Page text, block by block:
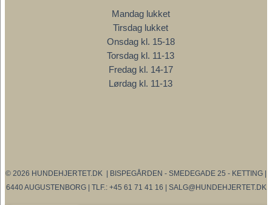
Mandag lukket
Tirsdag lukket
Onsdag kl. 15-18
Torsdag kl. 11-13
Fredag kl. 14-17
Lørdag kl. 11-13
© 2026 HUNDEHJERTET.DK | BISPEGÅRDEN - SMEDEGADE 25 - KETTING |
6440 AUGUSTENBORG | TLF.: +45 61 71 41 16 | SALG@HUNDEHJERTET.DK